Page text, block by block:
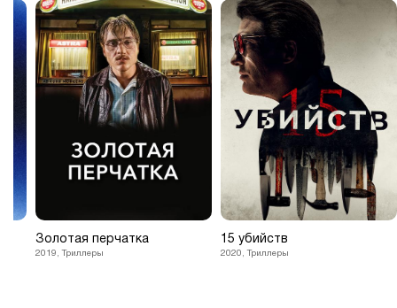
Золотая перчатка
2019, Триллеры
15 убийств
2020, Триллеры